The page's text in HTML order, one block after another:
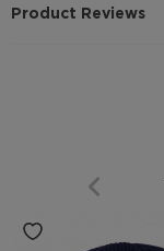
Product Reviews